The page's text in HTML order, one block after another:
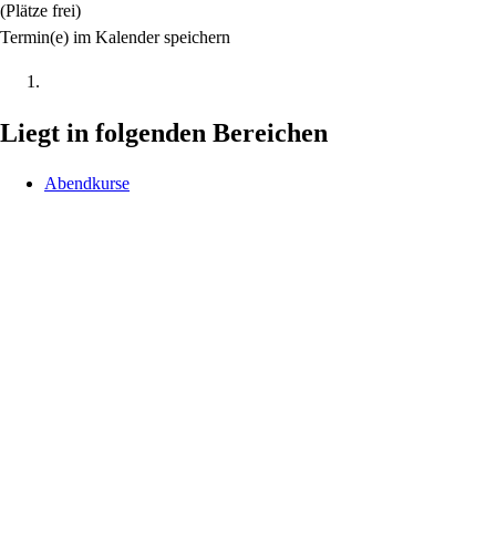
(Plätze frei)
Termin(e) im Kalender speichern
Liegt in folgenden Bereichen
Abendkurse